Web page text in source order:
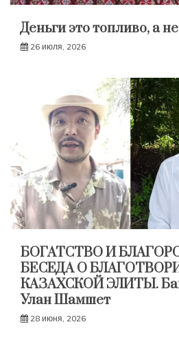
Деньги это топливо, а
26 июля, 2026
БОГАТСТВО И
БЕСЕДА О
КАЗАХСКОЙ ЭЛИТЫ.
Улан Шамшет
28 июня, 2026